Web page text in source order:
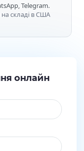
Telegram.
складі в США
онлайн